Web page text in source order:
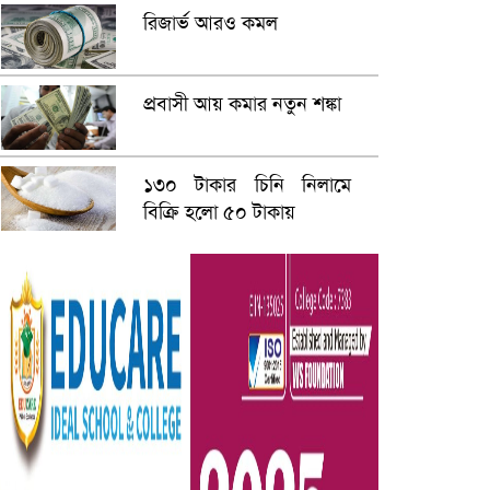
রিজার্ভ আরও কমল
প্রবাসী আয় কমার নতুন শঙ্কা
১৩০ টাকার চিনি নিলামে
বিক্রি হলো ৫০ টাকায়